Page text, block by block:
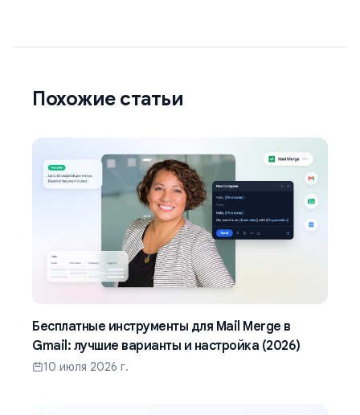
Похожие статьи
Бесплатные инструменты для Mail Merge в
Gmail: лучшие варианты и настройка (2026)
10 июля 2026 г.